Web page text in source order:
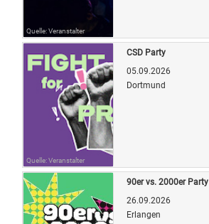
Quelle: Veranstalter
Quelle: Veranstalter
CSD Party
05.09.2026
Dortmund
90er vs. 2000er Party
26.09.2026
Erlangen